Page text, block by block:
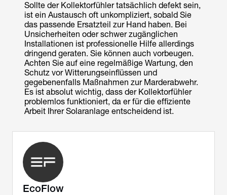
Sollte der Kollektorfühler tatsächlich defekt sein,
ist ein Austausch oft unkompliziert, sobald Sie
das passende Ersatzteil zur Hand haben. Bei
Unsicherheiten oder schwer zugänglichen
Installationen ist professionelle Hilfe allerdings
dringend geraten. Sie können auch vorbeugen.
Achten Sie auf eine regelmäßige Wartung, den
Schutz vor Witterungseinflüssen und
gegebenenfalls Maßnahmen zur Marderabwehr.
Es ist absolut wichtig, dass der Kollektorfühler
problemlos funktioniert, da er für die effiziente
Arbeit Ihrer Solaranlage entscheidend ist.
EcoFlow